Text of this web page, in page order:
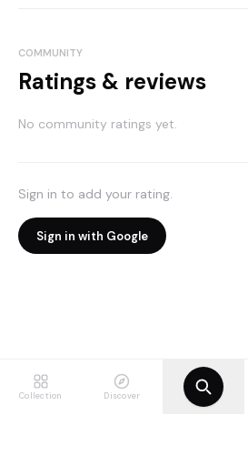
COMMUNITY
Ratings & reviews
No community ratings yet.
Sign in to add your rating.
Sign in with Google
Collection Discover